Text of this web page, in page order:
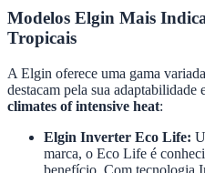
Modelos Elgin Mais
Tropicais
A Elgin oferece uma gama
destacam pela sua
climates of intensive heat:
Elgin Inverter Eco Life:
marca, o Eco Life é
benefício. Com tecnologia